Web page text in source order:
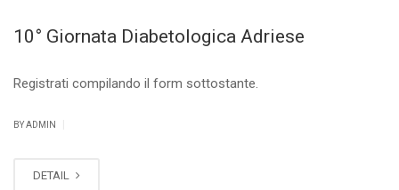
10° Giornata Diabetologica Adriese
Registrati compilando il form sottostante.
BY ADMIN
DETAIL